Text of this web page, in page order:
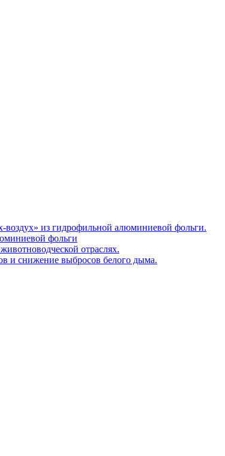
воздух» из гидрофильной алюминиевой фольги.
фольги
отраслях.
и снижение выбросов белого дыма.